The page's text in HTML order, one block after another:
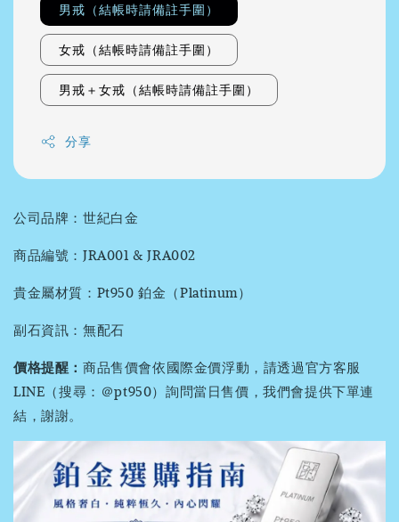
男戒（結帳時請備註手圍）
女戒（結帳時請備註手圍）
男戒＋女戒（結帳時請備註手圍）
分享
公司品牌：世紀白金
商品編號：JRA001 & JRA002
貴金屬材質：Pt950 鉑金（Platinum）
副石資訊：無配石
價格提醒： 商品售價會依國際金價浮動，請透過官方客服
LINE（搜尋：＠pt950）詢問當日售價，我們會提供下單連
結，謝謝。